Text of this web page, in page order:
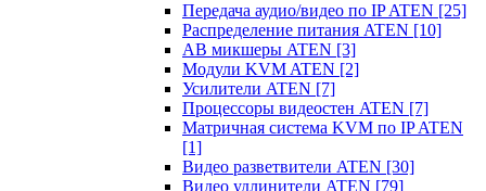
Передача аудио/видео по IP ATEN [25]
Распределение питания ATEN [10]
АВ микшеры ATEN [3]
Модули KVM ATEN [2]
Усилители ATEN [7]
Процессоры видеостен ATEN [7]
Матричная система KVM по IP ATEN
[1]
Видео разветвители ATEN [30]
Видео удлинители ATEN [79]